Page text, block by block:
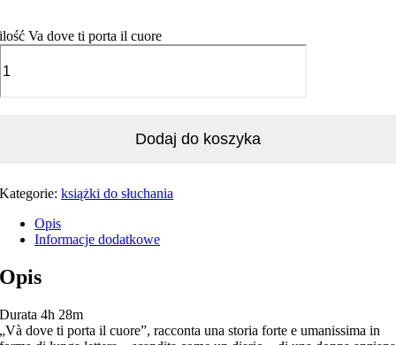
ilość Va dove ti porta il cuore
Dodaj do koszyka
Kategorie:książki do słuchania
Opis
Informacje dodatkowe
Opis
Durata 4h 28m
„Và dove ti porta il cuore”, racconta una storia forte e umanissima in